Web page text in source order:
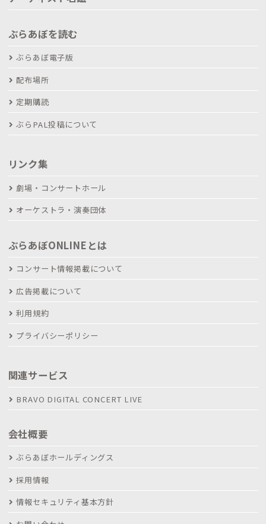
ぶらあぼを読む
ぶらあぼ電子版
配布場所
定期購読
ぶらPAL投稿について
リンク集
劇場・コンサートホール
オーケストラ・演奏団体
ぶらあぼONLINEとは
コンサート情報掲載について
広告掲載について
利用規約
プライバシーポリシー
関連サービス
BRAVO DIGITAL CONCERT LIVE
会社概要
ぶらあぼホールディングス
採用情報
情報セキュリティ基本方針